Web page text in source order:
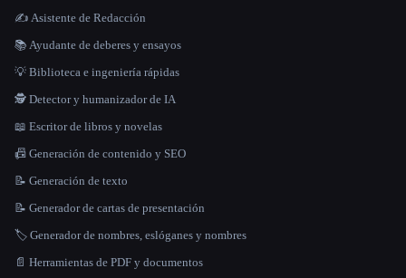
✍️ Asistente de Redacción
📚 Ayudante de deberes y ensayos
💡 Biblioteca e ingeniería rápidas
🕵️ Detector y humanizador de IA
📖 Escritor de libros y novelas
📠 Generación de contenido y SEO
📝 Generación de texto
📝 Generador de cartas de presentación
🏷️ Generador de nombres, eslóganes y nombres
📄 Herramientas de PDF y documentos